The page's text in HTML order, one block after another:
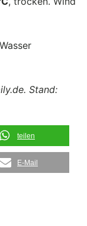
Stand:
teilen
E-Mail